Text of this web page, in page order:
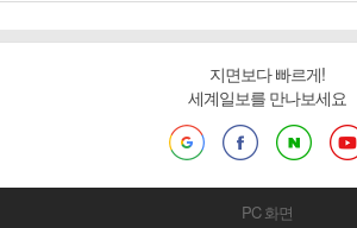
지면보다 빠르게!
세계일보를 만나보세요
PC 화면